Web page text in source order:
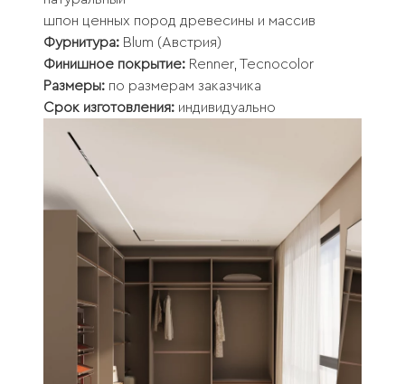
шпон ценных пород древесины и массив
Фурнитура: Blum (Австрия)
Финишное покрытие: Renner, Tecnocolor
Размеры: по размерам заказчика
Срок изготовления: индивидуально